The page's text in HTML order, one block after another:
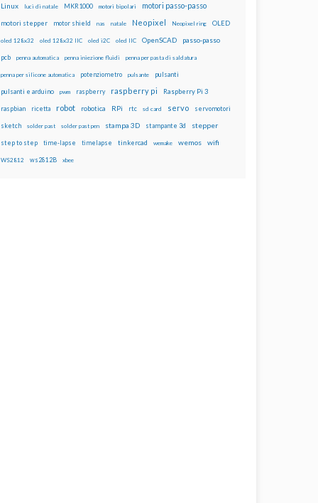
Linux luci di natale MKR1000 motori bipolari motori passo-passo
motori stepper motor shield nas natale Neopixel Neopixel ring OLED
oled 128x32 oled 128x32 IIC oled i2C oled IIC OpenSCAD passo-passo
pcb penna automatica penna iniezione fluidi penna per pasta di saldatura
penna per silicone automatica potenziometro pulsante pulsanti
pulsanti e arduino pwm raspberry raspberry pi Raspberry Pi 3
raspbian ricetta robot robotica RPi rtc sd card servo servomotori
sketch solder past solder past pen stampa 3D stampante 3d stepper
step to step time-lapse timelapse tinkercad wemake wemos wifi
WS2812 ws2812B xbee